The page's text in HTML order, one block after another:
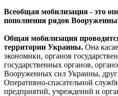
Всеобщая мобилизация - это
пополнения рядов
Общая мобилизация
территории Украины. Она
экономики, органов
государственных органов,
Вооруженных сил Украины,
Оперативно-спасательной
предприятий, учреждений и